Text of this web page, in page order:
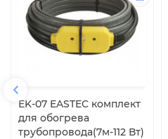
EK-07 EASTEC комплект
для обогрева
трубопровода(7м-112 Вт)